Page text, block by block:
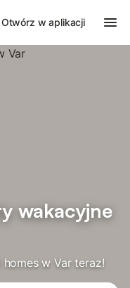
Otwórz w aplikacji
wakacyjne
w Var teraz!